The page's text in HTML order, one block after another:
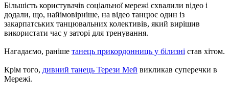
Більшість користувачів соціальної мережі схвалили відео і
додали, що, найімовірніше, на відео танцює один із
закарпатських танцювальних колективів, який вирішив
використати час у заторі для тренування.
Нагадаємо, раніше танець прикордонниць у білизні став хітом.
Крім того, дивний танець Терези Мей викликав суперечки в
Мережі.